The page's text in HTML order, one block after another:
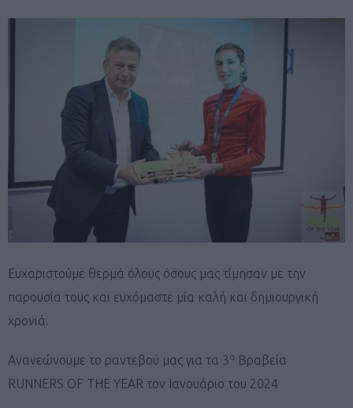
Ευχαριστούμε θερμά όλους όσους μας τίμησαν με την
παρουσία τους και ευχόμαστε μία καλή και δημιουργική
χρονιά.
Ανανεώνουμε το ραντεβού μας για τα 3α Βραβεία
RUNNERS OF THE YEAR τον Ιανουάριο του 2024